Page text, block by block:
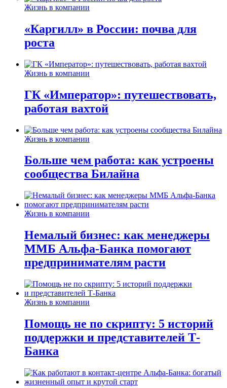
Жизнь в компании
«Каргилл» в России: почва для
роста
Жизнь в компании
ГК «Император»: путешествовать,
работая вахтой
Жизнь в компании
Больше чем работа: как устроены
сообщества Билайна
Жизнь в компании
Немалый бизнес: как менеджеры
ММБ Альфа-Банка помогают
предпринимателям расти
Жизнь в компании
Помощь не по скрипту: 5 историй
поддержки и представителей Т-
Банка